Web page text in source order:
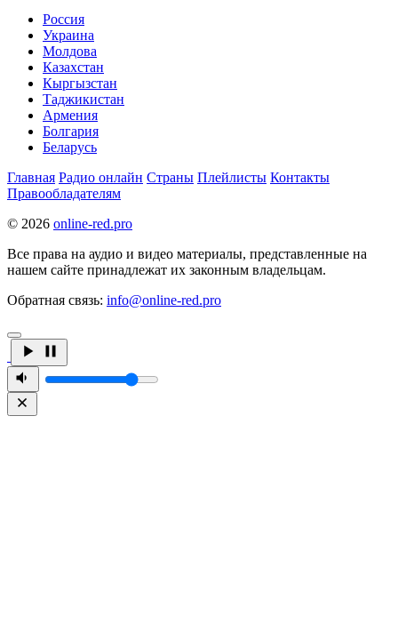
Россия
Украина
Молдова
Казахстан
Кыргызстан
Таджикистан
Армения
Болгария
Беларусь
Главная Радио онлайн Страны Плейлисты Контакты
Правообладателям
© 2026 online-red.pro
Все права на аудио и видео материалы, представленные на
нашем сайте принадлежат их законным владельцам.
Обратная связь: info@online-red.pro